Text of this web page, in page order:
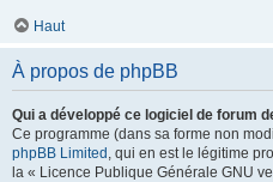
Haut
À propos de phpBB
Qui a développé ce logiciel de forum
Ce programme (dans sa forme non
phpBB Limited , qui en est le légitime
la « Licence Publique Générale GNU